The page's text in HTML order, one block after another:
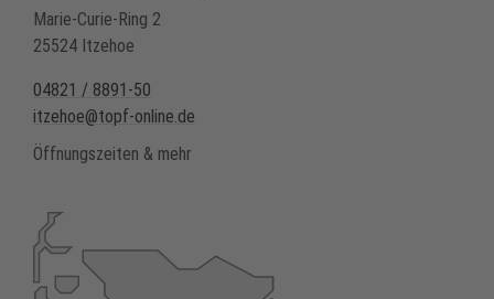
Marie-Curie-Ring 2
25524 Itzehoe
04821 / 8891-50
itzehoe@topf-online.de
Öffnungszeiten & mehr